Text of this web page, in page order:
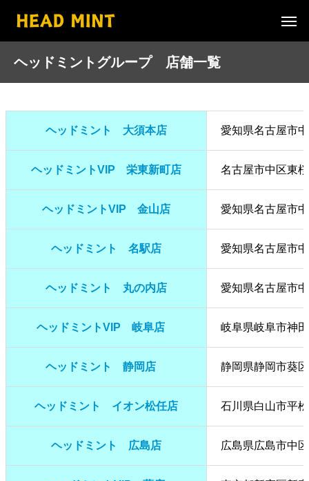
ヘッドミントグループ 店舗一覧
ヘッドミント 大須本店 愛知県名古屋市
ヘッドミントVIP 栄東新町店 名古屋市中区東
ヘッドミントVIP 金山店 愛知県名古屋市
ヘッドミント 名駅店 愛知県名古屋市
ヘッドミント 丸の内店 愛知県名古屋市
ヘッドミントVIP 岐阜店 岐阜県岐阜市神
ヘッドミント 静岡店 静岡県静岡市葵
ヘッドミント イオン松任店 石川県白山市平
ヘッドミント 広島店 広島県広島市中